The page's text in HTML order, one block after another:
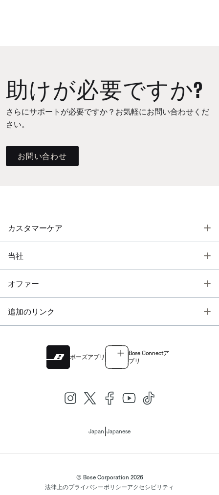
助けが必要ですか?
さらにサポートが必要ですか？お気軽にお問い合わせくだ
さい。
お問い合わせ
カスタマーケア
当社
オファー
追加のリンク
ボーズアプリ
Bose Connectア
プリ
Japan Japanese
© Bose Corporation 2026
法律上のプライバシーポリシーアクセシビリティ